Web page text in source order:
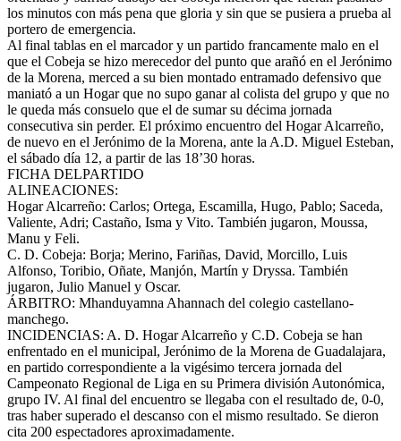
los minutos con más pena que gloria y sin que se pusiera a prueba al
portero de emergencia.
Al final tablas en el marcador y un partido francamente malo en el
que el Cobeja se hizo merecedor del punto que arañó en el Jerónimo
de la Morena, merced a su bien montado entramado defensivo que
maniató a un Hogar que no supo ganar al colista del grupo y que no
le queda más consuelo que el de sumar su décima jornada
consecutiva sin perder. El próximo encuentro del Hogar Alcarreño,
de nuevo en el Jerónimo de la Morena, ante la A.D. Miguel Esteban,
el sábado día 12, a partir de las 18’30 horas.
FICHA DELPARTIDO
ALINEACIONES:
Hogar Alcarreño: Carlos; Ortega, Escamilla, Hugo, Pablo; Saceda,
Valiente, Adri; Castaño, Isma y Vito. También jugaron, Moussa,
Manu y Feli.
C. D. Cobeja: Borja; Merino, Fariñas, David, Morcillo, Luis
Alfonso, Toribio, Oñate, Manjón, Martín y Dryssa. También
jugaron, Julio Manuel y Oscar.
ÁRBITRO: Mhanduyamna Ahannach del colegio castellano-
manchego.
INCIDENCIAS: A. D. Hogar Alcarreño y C.D. Cobeja se han
enfrentado en el municipal, Jerónimo de la Morena de Guadalajara,
en partido correspondiente a la vigésimo tercera jornada del
Campeonato Regional de Liga en su Primera división Autonómica,
grupo IV. Al final del encuentro se llegaba con el resultado de, 0-0,
tras haber superado el descanso con el mismo resultado. Se dieron
cita 200 espectadores aproximadamente.